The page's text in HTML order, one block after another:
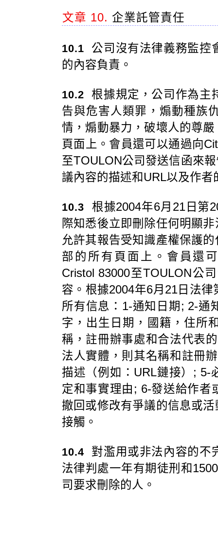
文章 10. 企業託管責任
10.1 公司沒有法律義務監控
的內容負責。
10.2 根據規定，公司作為主
告與危害人類罪，煽動種族
情，煽動暴力，破壞人的尊
頁面上。會員還可以通過向
至TOULON公司發送信函來
議內容的描述和URL以及作者
10.3 根據2004年6月21日第
際知悉後立即刪除任何明顯
允許其報告受知識產權保護
部的所有頁面上。會員還
Cristol 83000至TOULON公
容。根據2004年6月21日法
所有信息：1-通知日期; 2-通
字，出生日期，國籍，住所
稱，註冊辦事處和合法代表
法人實體，則其名稱和註冊
描述（例如：URL鏈接）; 5-
定和事實理由; 6-發送給作者
撤回或修改有爭議的信息或
接觸。
10.4 對濫用或非法內容的不
法律判處一年有期徒刑和
司要求刪除的人。